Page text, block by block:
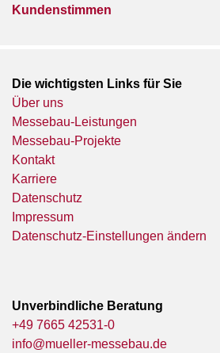
Kundenstimmen
Die wichtigsten Links für Sie
Über uns
Messebau-Leistungen
Messebau-Projekte
Kontakt
Karriere
Datenschutz
Impressum
Datenschutz-Einstellungen ändern
Unverbindliche Beratung
+49 7665 42531-0
info@mueller-messebau.de